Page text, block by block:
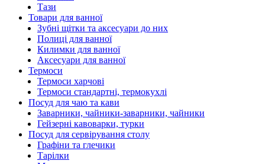
Тази
Товари для ванної
Зубні щітки та аксесуари до них
Полиці для ванної
Килимки для ванної
Аксесуари для ванної
Термоси
Термоси харчові
Термоси стандартні, термокухлі
Посуд для чаю та кави
Заварники, чайники-заварники, чайники
Гейзерні кавоварки, турки
Посуд для сервірування столу
Графіни та глечики
Тарілки